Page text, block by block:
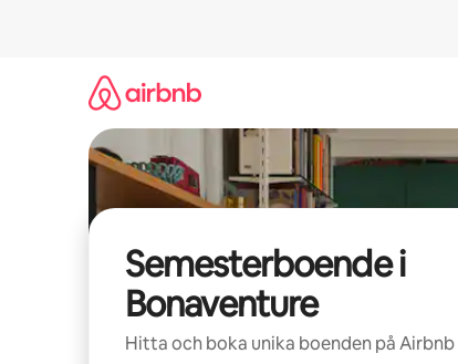
Semesterboende i
Bonaventure
Hitta och boka unika boenden på Airbnb